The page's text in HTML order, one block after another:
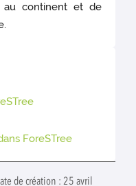
au continent et de
ForeSTree
de création : 25 avril